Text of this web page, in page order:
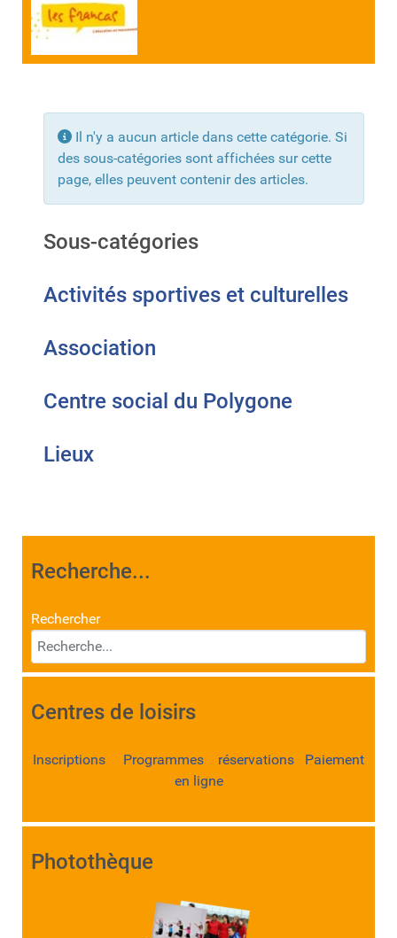
Info
Il n'y a aucun article dans cette catégorie. Si
des sous-catégories sont affichées sur cette
page, elles peuvent contenir des articles.
Sous-catégories
Activités sportives et culturelles
Association
Centre social du Polygone
Lieux
Recherche...
Rechercher
Centres de loisirs
Inscriptions Programmes réservations Paiement
en ligne
Photothèque